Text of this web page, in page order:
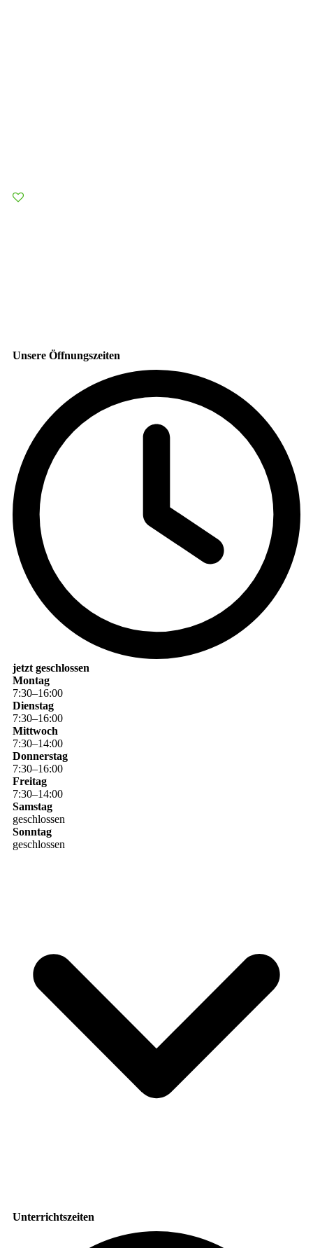
Unsere Öffnungszeiten
jetzt geschlossen
Montag
7:30–16:00
Dienstag
7:30–16:00
Mittwoch
7:30–14:00
Donnerstag
7:30–16:00
Freitag
7:30–14:00
Samstag
geschlossen
Sonntag
geschlossen
Unterrichtszeiten